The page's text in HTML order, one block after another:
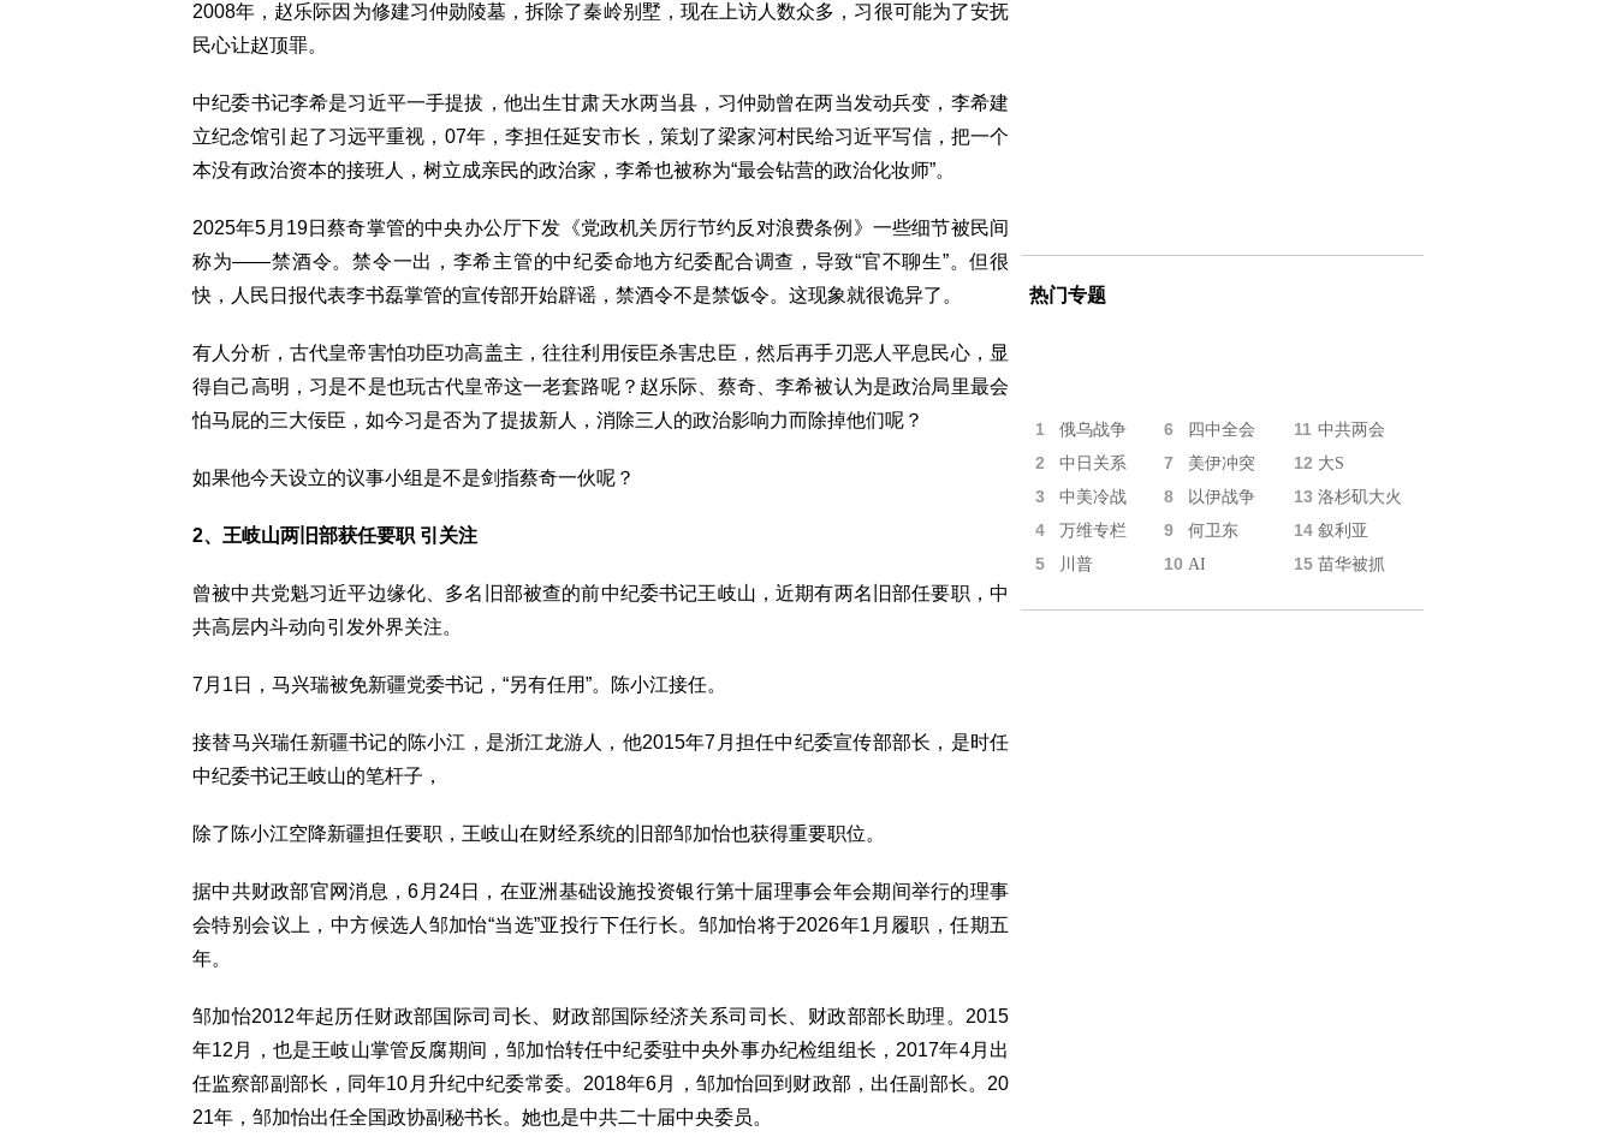
2008年，赵乐际因为修建习仲勋陵墓，拆除了秦岭别墅，现在上访人数众多，习很可能为了安抚
民心让赵顶罪。
中纪委书记李希是习近平一手提拔，他出生甘肃天水两当县，习仲勋曾在两当发动兵变，李希建
立纪念馆引起了习远平重视，07年，李担任延安市长，策划了梁家河村民给习近平写信，把一个
本没有政治资本的接班人，树立成亲民的政治家，李希也被称为“最会钻营的政治化妆师”。
2025年5月19日蔡奇掌管的中央办公厅下发《党政机关厉行节约反对浪费条例》一些细节被民间
称为——禁酒令。禁令一出，李希主管的中纪委命地方纪委配合调查，导致“官不聊生”。但很
快，人民日报代表李书磊掌管的宣传部开始辟谣，禁酒令不是禁饭令。这现象就很诡异了。
有人分析，古代皇帝害怕功臣功高盖主，往往利用佞臣杀害忠臣，然后再手刃恶人平息民心，显
得自己高明，习是不是也玩古代皇帝这一老套路呢？赵乐际、蔡奇、李希被认为是政治局里最会
怕马屁的三大佞臣，如今习是否为了提拔新人，消除三人的政治影响力而除掉他们呢？
如果他今天设立的议事小组是不是剑指蔡奇一伙呢？
2、王岐山两旧部获任要职 引关注
曾被中共党魁习近平边缘化、多名旧部被查的前中纪委书记王岐山，近期有两名旧部任要职，中
共高层内斗动向引发外界关注。
7月1日，马兴瑞被免新疆党委书记，“另有任用”。陈小江接任。
接替马兴瑞任新疆书记的陈小江，是浙江龙游人，他2015年7月担任中纪委宣传部部长，是时任
中纪委书记王岐山的笔杆子，
除了陈小江空降新疆担任要职，王岐山在财经系统的旧部邹加怡也获得重要职位。
据中共财政部官网消息，6月24日，在亚洲基础设施投资银行第十届理事会年会期间举行的理事
会特别会议上，中方候选人邹加怡“当选”亚投行下任行长。邹加怡将于2026年1月履职，任期五
年。
邹加怡2012年起历任财政部国际司司长、财政部国际经济关系司司长、财政部部长助理。2015
年12月，也是王岐山掌管反腐期间，邹加怡转任中纪委驻中央外事办纪检组组长，2017年4月出
任监察部副部长，同年10月升纪中纪委常委。2018年6月，邹加怡回到财政部，出任副部长。20
21年，邹加怡出任全国政协副秘书长。她也是中共二十届中央委员。
热门专题
1 俄乌战争 6 四中全会 11 中共两会
2 中日关系 7 美伊冲突 12 大S
3 中美冷战 8 以伊战争 13 洛杉矶大火
4 万维专栏 9 何卫东 14 叙利亚
5 川普 10 AI 15 苗华被抓